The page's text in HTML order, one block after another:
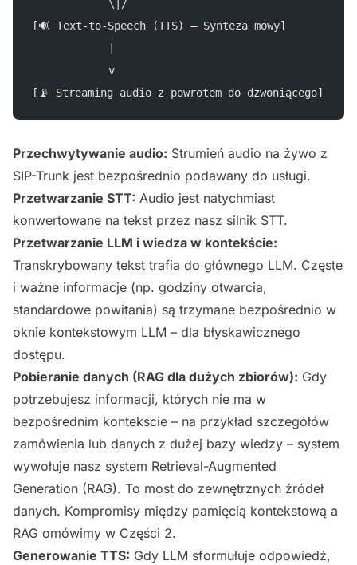
            \|/
[🔊 Text-to-Speech (TTS) – Synteza mowy]
            v
[📡 Streaming audio z powrotem do dzwoniącego]
Przechwytywanie audio: Strumień audio na żywo z
SIP-Trunk jest bezpośrednio podawany do usługi.
Przetwarzanie STT: Audio jest natychmiast
konwertowane na tekst przez nasz silnik STT.
Przetwarzanie LLM i wiedza w kontekście:
Transkrybowany tekst trafia do głównego LLM. Częste
i ważne informacje (np. godziny otwarcia,
standardowe powitania) są trzymane bezpośrednio w
oknie kontekstowym LLM – dla błyskawicznego
dostępu.
Pobieranie danych (RAG dla dużych zbiorów): Gdy
potrzebujesz informacji, których nie ma w
bezpośrednim kontekście – na przykład szczegółów
zamówienia lub danych z dużej bazy wiedzy – system
wywołuje nasz system Retrieval-Augmented
Generation (RAG). To most do zewnętrznych źródeł
danych. Kompromisy między pamięcią kontekstową a
RAG omówimy w Części 2.
Generowanie TTS: Gdy LLM sformułuje odpowiedź,